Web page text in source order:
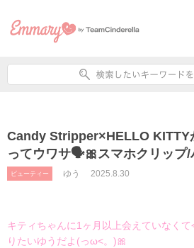
Candy Stripper×HELLO KITTY
ってウワサ🗣🎀スマホクリップ/
ビューティー ゆう 2025.8.30
キティちゃんに1ヶ月以上会えていなく
りたいゆうだよ(っω<。)🎀